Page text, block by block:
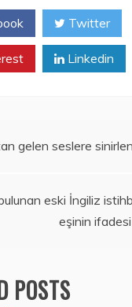
Twitter
Linkedin
gelen seslere
eski İngiliz
eşinin
POSTS